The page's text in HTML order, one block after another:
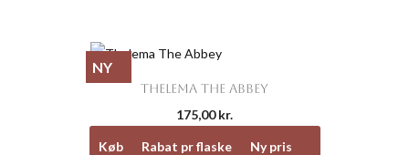
THELEMA THE ABBEY
175,00 kr.
Køb Rabat pr flaske Ny pris
NY